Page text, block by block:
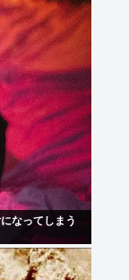
なってしまう